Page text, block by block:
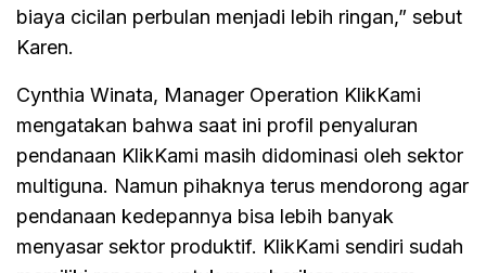
biaya cicilan perbulan menjadi lebih ringan,” sebut
Karen.
Cynthia Winata, Manager Operation KlikKami
mengatakan bahwa saat ini profil penyaluran
pendanaan KlikKami masih didominasi oleh sektor
multiguna. Namun pihaknya terus mendorong agar
pendanaan kedepannya bisa lebih banyak
menyasar sektor produktif. KlikKami sendiri sudah